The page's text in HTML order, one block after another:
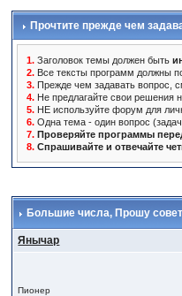
Прочтите прежде чем
1. Заголовок темы должен быть
2. Все тексты программ должны
3. Прежде чем задавать вопрос,
4. Не предлагайте свои решения
5. НЕ используйте форум для
6. Одна тема - один вопрос
7. Проверяйте программы
8. Спрашивайте и отвечайте
Большие числа, Прошу
Янычар
Пионер